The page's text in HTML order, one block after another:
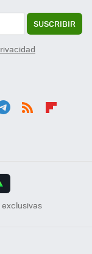
SUSCRIBIR
exclusivas